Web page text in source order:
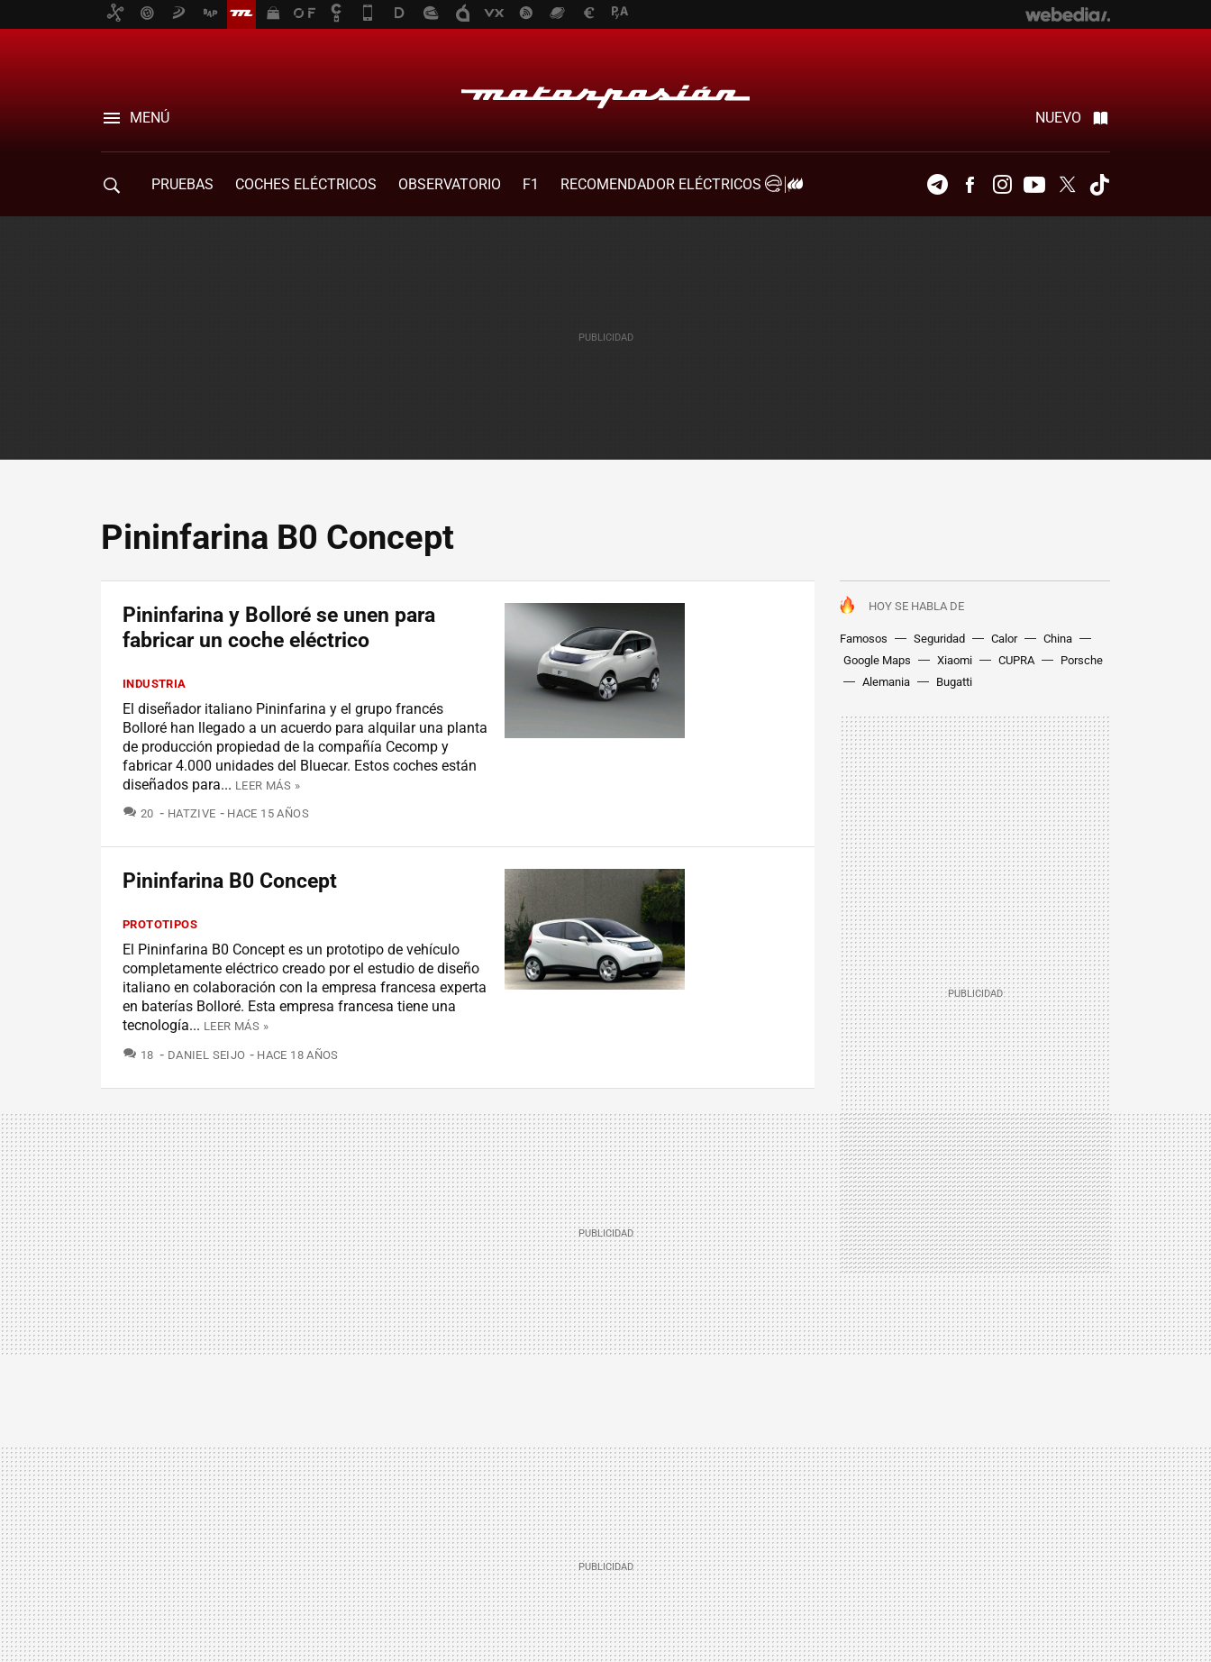
MENÚ NUEVO
PRUEBAS COCHES ELÉCTRICOS OBSERVATORIO F1
RECOMENDADOR ELÉCTRICOS
TelegramFacebookInstagramYoutubeTwitter
Pininfarina B0 Concept
HOY SE HABLA DE
Famosos Seguridad Calor
China
Google Maps
Xiaomi CUPRA
Porsche
Alemania
Bugatti
Pininfarina y Bolloré se unen para
fabricar un coche eléctrico
INDUSTRIA
El diseñador italiano Pininfarina y el grupo francés
Bolloré han llegado a un acuerdo para alquilar una planta
de producción propiedad de la compañía Cecomp y
fabricar 4.000 unidades del Bluecar. Estos coches están
diseñados para... LEER MÁS »
20 COMENTARIOS
HATZIVE HACE 15 AÑOS
Pininfarina B0 Concept
PROTOTIPOS
El Pininfarina B0 Concept es un prototipo de vehículo
completamente eléctrico creado por el estudio de diseño
italiano en colaboración con la empresa francesa experta
en baterías Bolloré. Esta empresa francesa tiene una
tecnología... LEER MÁS »
18 COMENTARIOS
DANIEL SEIJO HACE 18 AÑOS